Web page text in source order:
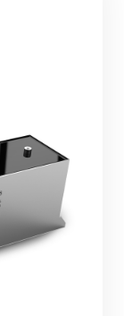
技可能提供了
案充分考虑了
、宽温度范围
。
方面的作用，
时，也突出产